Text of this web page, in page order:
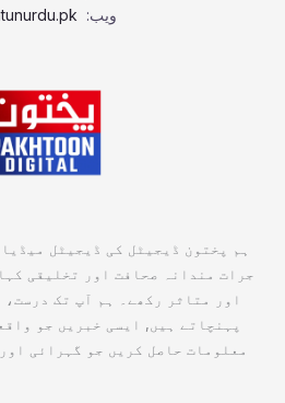
ویب:
ہم پختون ڈیجیٹل کی ڈیجیٹل
جرات مندانہ صحافت اور تخلیقی
اور متاثر رکھے۔ ہم آپ تک درست،
پہنچاتے ہیں, ایسی خبریں جو
معلومات حاصل کریں جو گہرائی